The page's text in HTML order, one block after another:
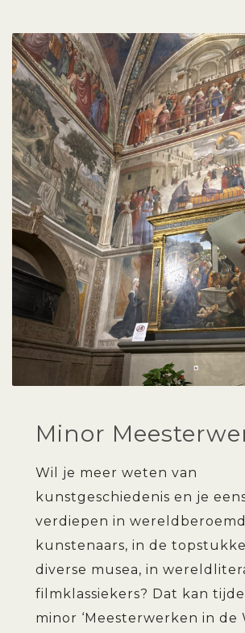
Minor
Wil je meer weten van
kunstgeschiedenis en je
verdiepen in
kunstenaars, in de
diverse musea, in
filmklassiekers? Dat kan
minor ‘Meesterwerken in de